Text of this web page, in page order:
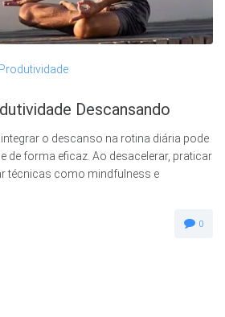
Produtividade
Descansando
o descanso na rotina diária pode
de forma eficaz. Ao desacelerar, praticar
técnicas como mindfulness e
0